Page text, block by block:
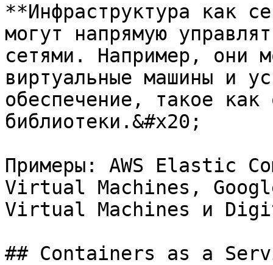
**Инфраструктура как
могут напрямую
сетями. Например, они
виртуальные машины и
обеспечение, такое как
библиотеки.&#x20;
Примеры: AWS Elastic
Virtual Machines,
Virtual Machines и
## Containers as a